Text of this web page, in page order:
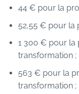
44 € pour la
52,55 € pour la
1 300 € pour la
transformation ;
563 € pour la
transformation ;